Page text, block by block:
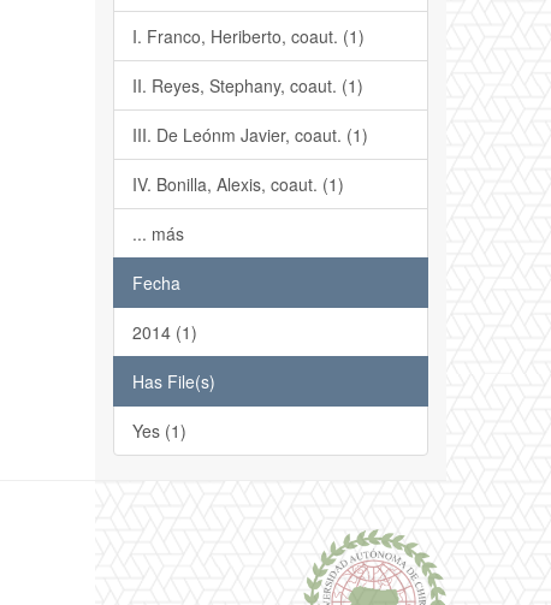
I. Franco, Heriberto, coaut. (1)
II. Reyes, Stephany, coaut. (1)
III. De Leónm Javier, coaut. (1)
IV. Bonilla, Alexis, coaut. (1)
... más
Fecha
2014 (1)
Has File(s)
Yes (1)